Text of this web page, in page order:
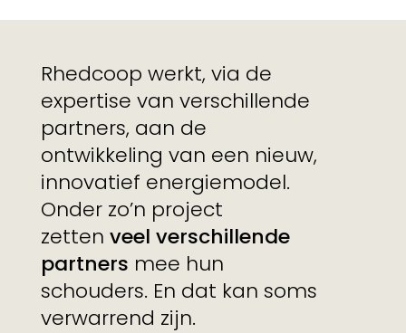
Rhedcoop werkt, via de
expertise van verschillende
partners, aan de
ontwikkeling van een nieuw,
innovatief energiemodel.
Onder zo’n project
zetten veel verschillende
partners mee hun
schouders. En dat kan soms
verwarrend zijn.